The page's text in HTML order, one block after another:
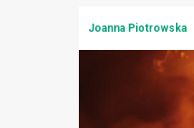
Joanna Piotrowska